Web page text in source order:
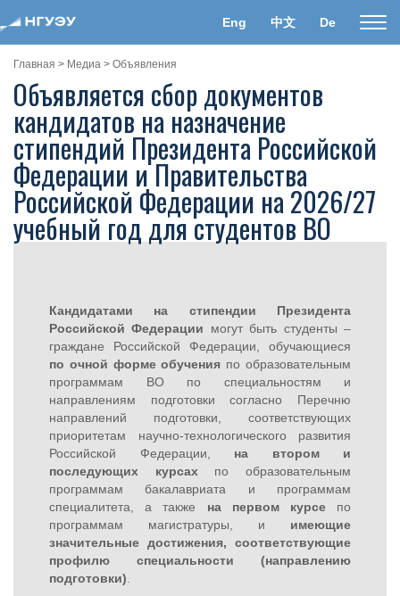
Eng 中文 De
Главная > Медиа > Объявления
Объявляется сбор документов
кандидатов на назначение
стипендий Президента Российской
Федерации и Правительства
Российской Федерации на 2026/27
учебный год для студентов ВО
Кандидатами на стипендии Президента
Российской Федерации могут быть студенты –
граждане Российской Федерации, обучающиеся
по очной форме обучения по образовательным
программам ВО по специальностям и
направлениям подготовки согласно Перечню
направлений подготовки, соответствующих
приоритетам научно-технологического развития
Российской Федерации, на втором и
последующих курсах по образовательным
программам бакалавриата и программам
специалитета, а также на первом курсе по
программам магистратуры, и имеющие
значительные достижения, соответствующие
профилю специальности (направлению
подготовки)